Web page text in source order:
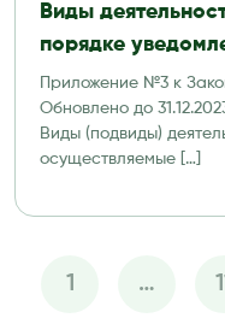
Виды
порядке
органов
Приложение №3 к
Обновлено до
Виды (подвиды)
осуществляемые […]
1 …